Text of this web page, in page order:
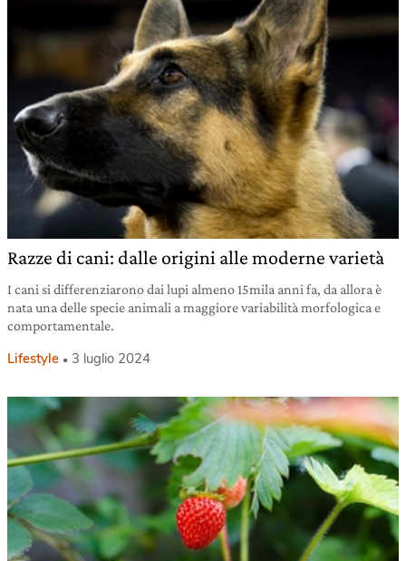
Razze di cani: dalle origini alle moderne varietà
I cani si differenziarono dai lupi almeno 15mila anni fa, da allora è
nata una delle specie animali a maggiore variabilità morfologica e
comportamentale.
Lifestyle 3 luglio 2024